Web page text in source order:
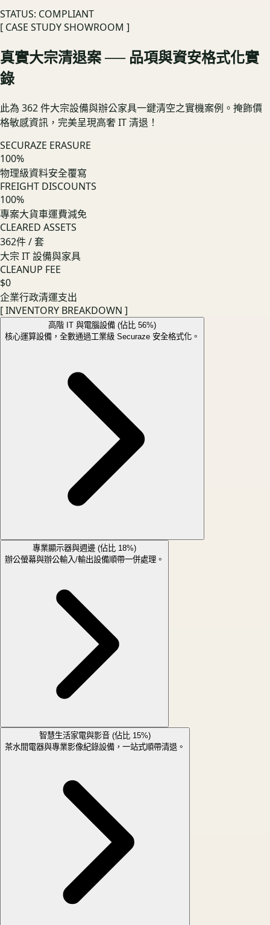
STATUS: COMPLIANT
[ CASE STUDY SHOWROOM ]
真實大宗清退案 ── 品項與資安格式化實
錄
此為 362 件大宗設備與辦公家具一鍵清空之實機案例。掩飾價
格敏感資訊，完美呈現高奢 IT 清退！
SECURAZE ERASURE
100%
物理級資料安全覆寫
FREIGHT DISCOUNTS
100%
專案大貨車運費減免
CLEARED ASSETS
362件 / 套
大宗 IT 設備與家具
CLEANUP FEE
$0
企業行政清運支出
[ INVENTORY BREAKDOWN ]
高階 IT 與電腦設備 (佔比 56%)
核心運算設備，全數通過工業級 Securaze 安全格式化。
專業顯示器與週邊 (佔比 18%)
辦公螢幕與辦公輸入/輸出設備順帶一併處理。
智慧生活家電與影音 (佔比 15%)
茶水間電器與專業影像紀錄設備，一站式順帶清退。